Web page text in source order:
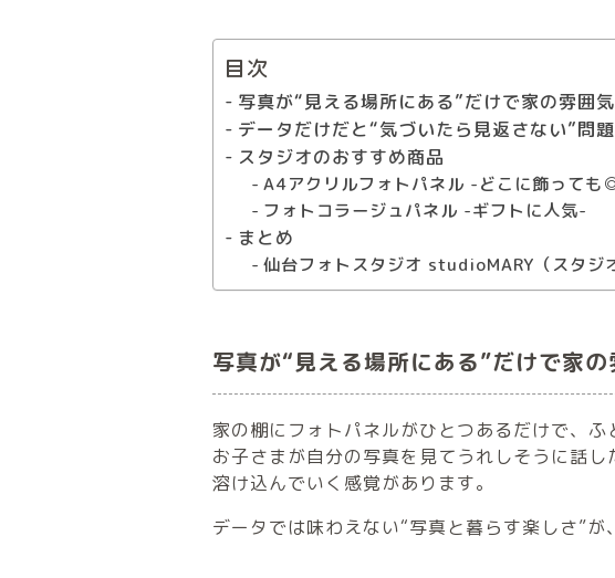
目次
写真が“見える場所にある”だけで家の雰囲
データだけだと“気づいたら見返さない”問題
スタジオのおすすめ商品
A4アクリルフォトパネル -どこに飾っても
フォトコラージュパネル -ギフトに人気-
まとめ
仙台フォトスタジオ studioMARY（スタジ
写真が“見える場所にある”だけで家
家の棚にフォトパネルがひとつあるだけで、ふ
お子さまが自分の写真を見てうれしそうに話
溶け込んでいく感覚があります。
データでは味わえない“写真と暮らす楽しさ”が